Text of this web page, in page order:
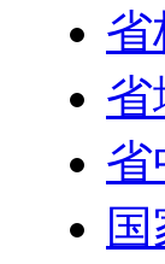
省
省
省